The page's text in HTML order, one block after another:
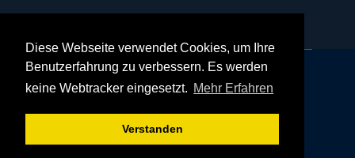
Diese Webseite verwendet Cookies, um Ihre
Benutzerfahrung zu verbessern. Es werden
keine Webtracker eingesetzt. Mehr Erfahren
Verstanden
Heinrich-Mann-Allee 13, 14473 Potsdam
info@manora-massage.de
Gravwas with byTrilby Media